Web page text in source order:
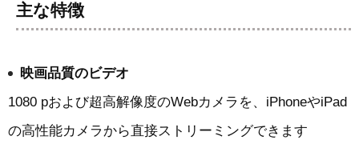
主な特徴
映画品質のビデオ
1080 pおよび超高解像度のWebカメラを、iPhoneやiPad
の高性能カメラから直接ストリーミングできます